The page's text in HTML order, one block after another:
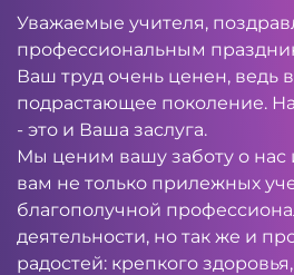
Уважаемые учителя,
профессиональным
Ваш труд очень ценен, ведь
подрастающее поколение.
- это и Ваша заслуга.
Мы ценим вашу заботу о нас
вам не только прилежных
благополучной
деятельности, но так же и
радостей: крепкого